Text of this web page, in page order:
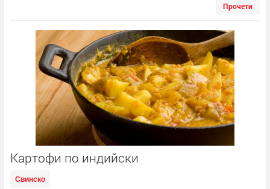
Прочети
Картофи по индийски
Свинско